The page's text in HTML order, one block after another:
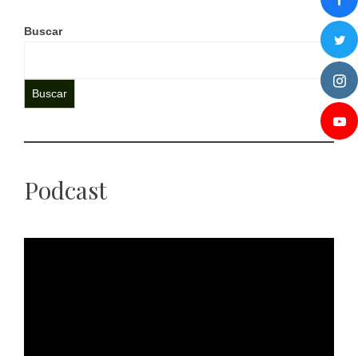
Buscar
Buscar
Podcast